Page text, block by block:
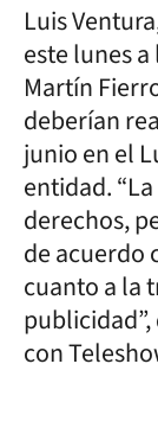
Luis
este lunes
Martín
deberían
junio en el
entidad.
derechos,
de acuerdo
cuanto a la
con